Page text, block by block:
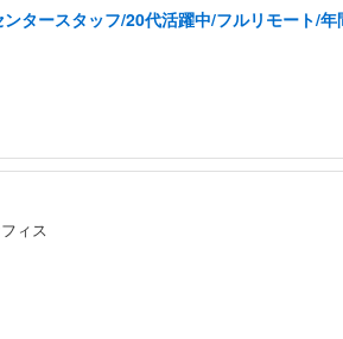
タースタッフ/20代活躍中/フルリモート/
ィス